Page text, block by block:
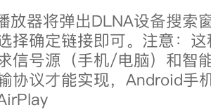
器将弹出DLNA设备搜索
择确定链接即可。注意：
信号源（手机/电脑）和智
协议才能实现，Android手